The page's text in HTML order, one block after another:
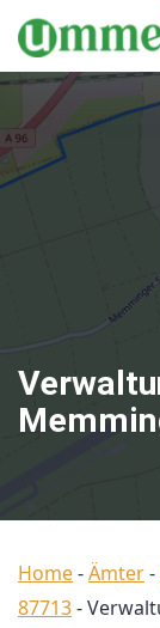
Home-Ämter-
87713-